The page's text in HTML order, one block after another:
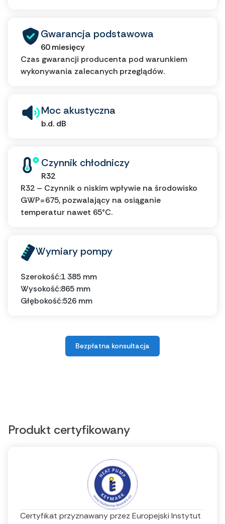
Gwarancja podstawowa
60 miesięcy
Czas gwarancji producenta pod warunkiem
wykonywania zalecanych przeglądów.
Moc akustyczna
b.d. dB
Czynnik chłodniczy
R32
R32 – Czynnik o niskim wpływie na środowisko
GWP=675, pozwalający na osiąganie
temperatur nawet 65°C.
Wymiary pompy
Szerokość:1 385 mm
Wysokość:865 mm
Głębokość:526 mm
Bezpłatna konsultacja
Produkt certyfikowany
Certyfikat przyznawany przez Europejski Instytut